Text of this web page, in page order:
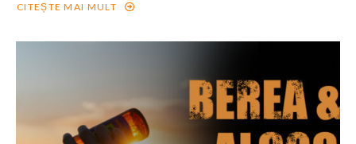
CITEȘTE MAI MULT